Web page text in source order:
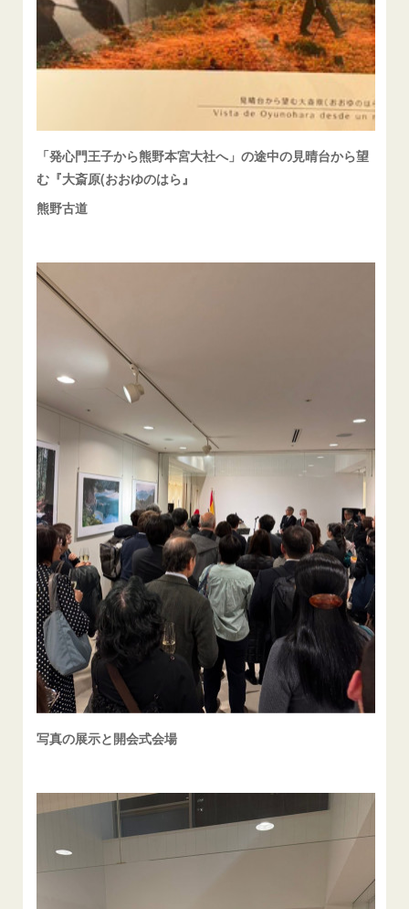
「発心門王子から熊野本宮大社へ」の途中の見晴台から望
む『大斎原(おおゆのはら』
熊野古道
写真の展示と開会式会場